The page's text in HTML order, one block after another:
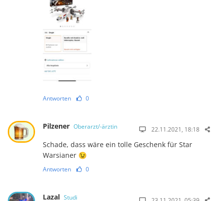
Antworten 0
Pilzener Oberarzt/-ärztin 22.11.2021, 18:18
Schade, dass wäre ein tolle Geschenk für Star
Warsianer 😉
Antworten 0
Lazal Studi